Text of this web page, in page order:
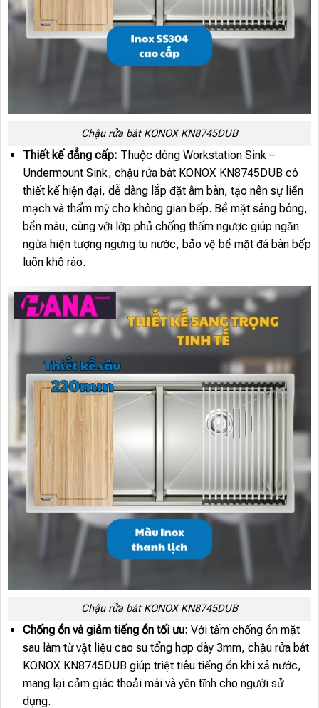
Chậu rửa bát KONOX KN8745DUB
Thiết kế đẳng cấp: Thuộc dòng Workstation Sink –
Undermount Sink, chậu rửa bát KONOX KN8745DUB có
thiết kế hiện đại, dễ dàng lắp đặt âm bàn, tạo nên sự liền
mạch và thẩm mỹ cho không gian bếp. Bề mặt sáng bóng,
bền màu, cùng với lớp phủ chống thấm ngược giúp ngăn
ngừa hiện tượng ngưng tụ nước, bảo vệ bề mặt đá bàn bếp
luôn khô ráo.
Chậu rửa bát KONOX KN8745DUB
Chống ồn và giảm tiếng ồn tối ưu: Với tấm chống ồn mặt
sau làm từ vật liệu cao su tổng hợp dày 3mm, chậu rửa bát
KONOX KN8745DUB giúp triệt tiêu tiếng ồn khi xả nước,
mang lại cảm giác thoải mái và yên tĩnh cho người sử
dụng.